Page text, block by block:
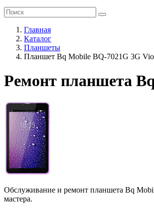
Главная
Каталог
Планшеты
Планшет Bq Mobile BQ-7021G 3G
Ремонт планшета
Обслуживание и ремонт планшета Bq
мастера.